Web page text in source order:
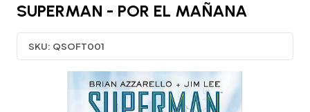
SUPERMAN - POR EL MAÑANA
SKU: QSOFT001